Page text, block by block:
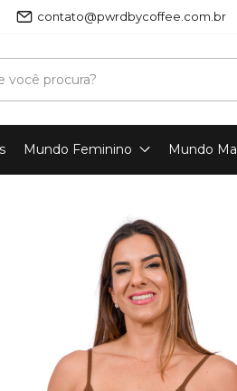
contato@pwrdbycoffee.com.br
Mundo Feminino Mundo